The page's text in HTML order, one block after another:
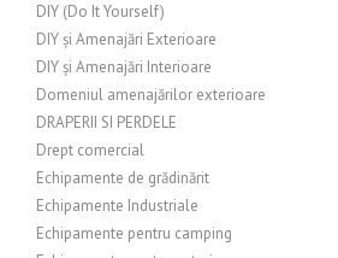
DIY (Do It Yourself)
DIY și Amenajări Exterioare
DIY și Amenajări Interioare
Domeniul amenajărilor exterioare
DRAPERII SI PERDELE
Drept comercial
Echipamente de grădinărit
Echipamente Industriale
Echipamente pentru camping